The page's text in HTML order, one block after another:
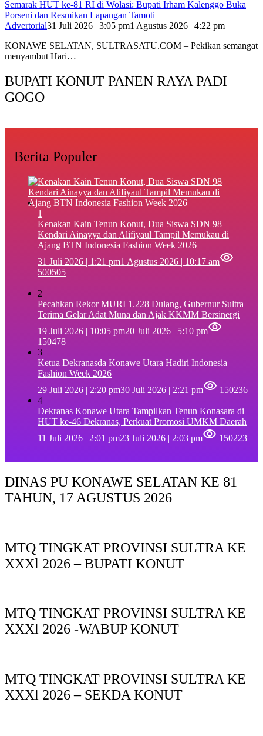
Semarak HUT ke-81 RI di Wolasi: Bupati Irham Kalenggo Buka
Porseni dan Resmikan Lapangan Tamoti
Advertorial31 Juli 2026 | 3:05 pm1 Agustus 2026 | 4:22 pm
KONAWE SELATAN, SULTRASATU.COM – Pekikan semangat
menyambut Hari…
BUPATI KONUT PANEN RAYA PADI
GOGO
Berita Populer
1
‎Kenakan Kain Tenun Konut, Dua Siswa SDN 98
Kendari Ainayya dan Alifiyaul Tampil Memukau di
Ajang BTN Indonesia Fashion Week 2026
31 Juli 2026 | 1:21 pm1 Agustus 2026 | 10:17 am
500505
2
Pecahkan Rekor MURI 1.228 Dulang, Gubernur Sultra
Terima Gelar Adat Muna dan Ajak KKMM Bersinergi
19 Juli 2026 | 10:05 pm20 Juli 2026 | 5:10 pm
150478
3
Ketua Dekranasda Konawe Utara Hadiri Indonesia
Fashion Week 2026
29 Juli 2026 | 2:20 pm30 Juli 2026 | 2:21 pm
150236
4
Dekranas Konawe Utara Tampilkan Tenun Konasara di
HUT ke-46 Dekranas, Perkuat Promosi UMKM Daerah
11 Juli 2026 | 2:01 pm23 Juli 2026 | 2:03 pm 150223
DINAS PU KONAWE SELATAN KE 81
TAHUN, 17 AGUSTUS 2026
MTQ TINGKAT PROVINSI SULTRA KE
XXXl 2026 – BUPATI KONUT
MTQ TINGKAT PROVINSI SULTRA KE
XXXl 2026 -WABUP KONUT
MTQ TINGKAT PROVINSI SULTRA KE
XXXl 2026 – SEKDA KONUT